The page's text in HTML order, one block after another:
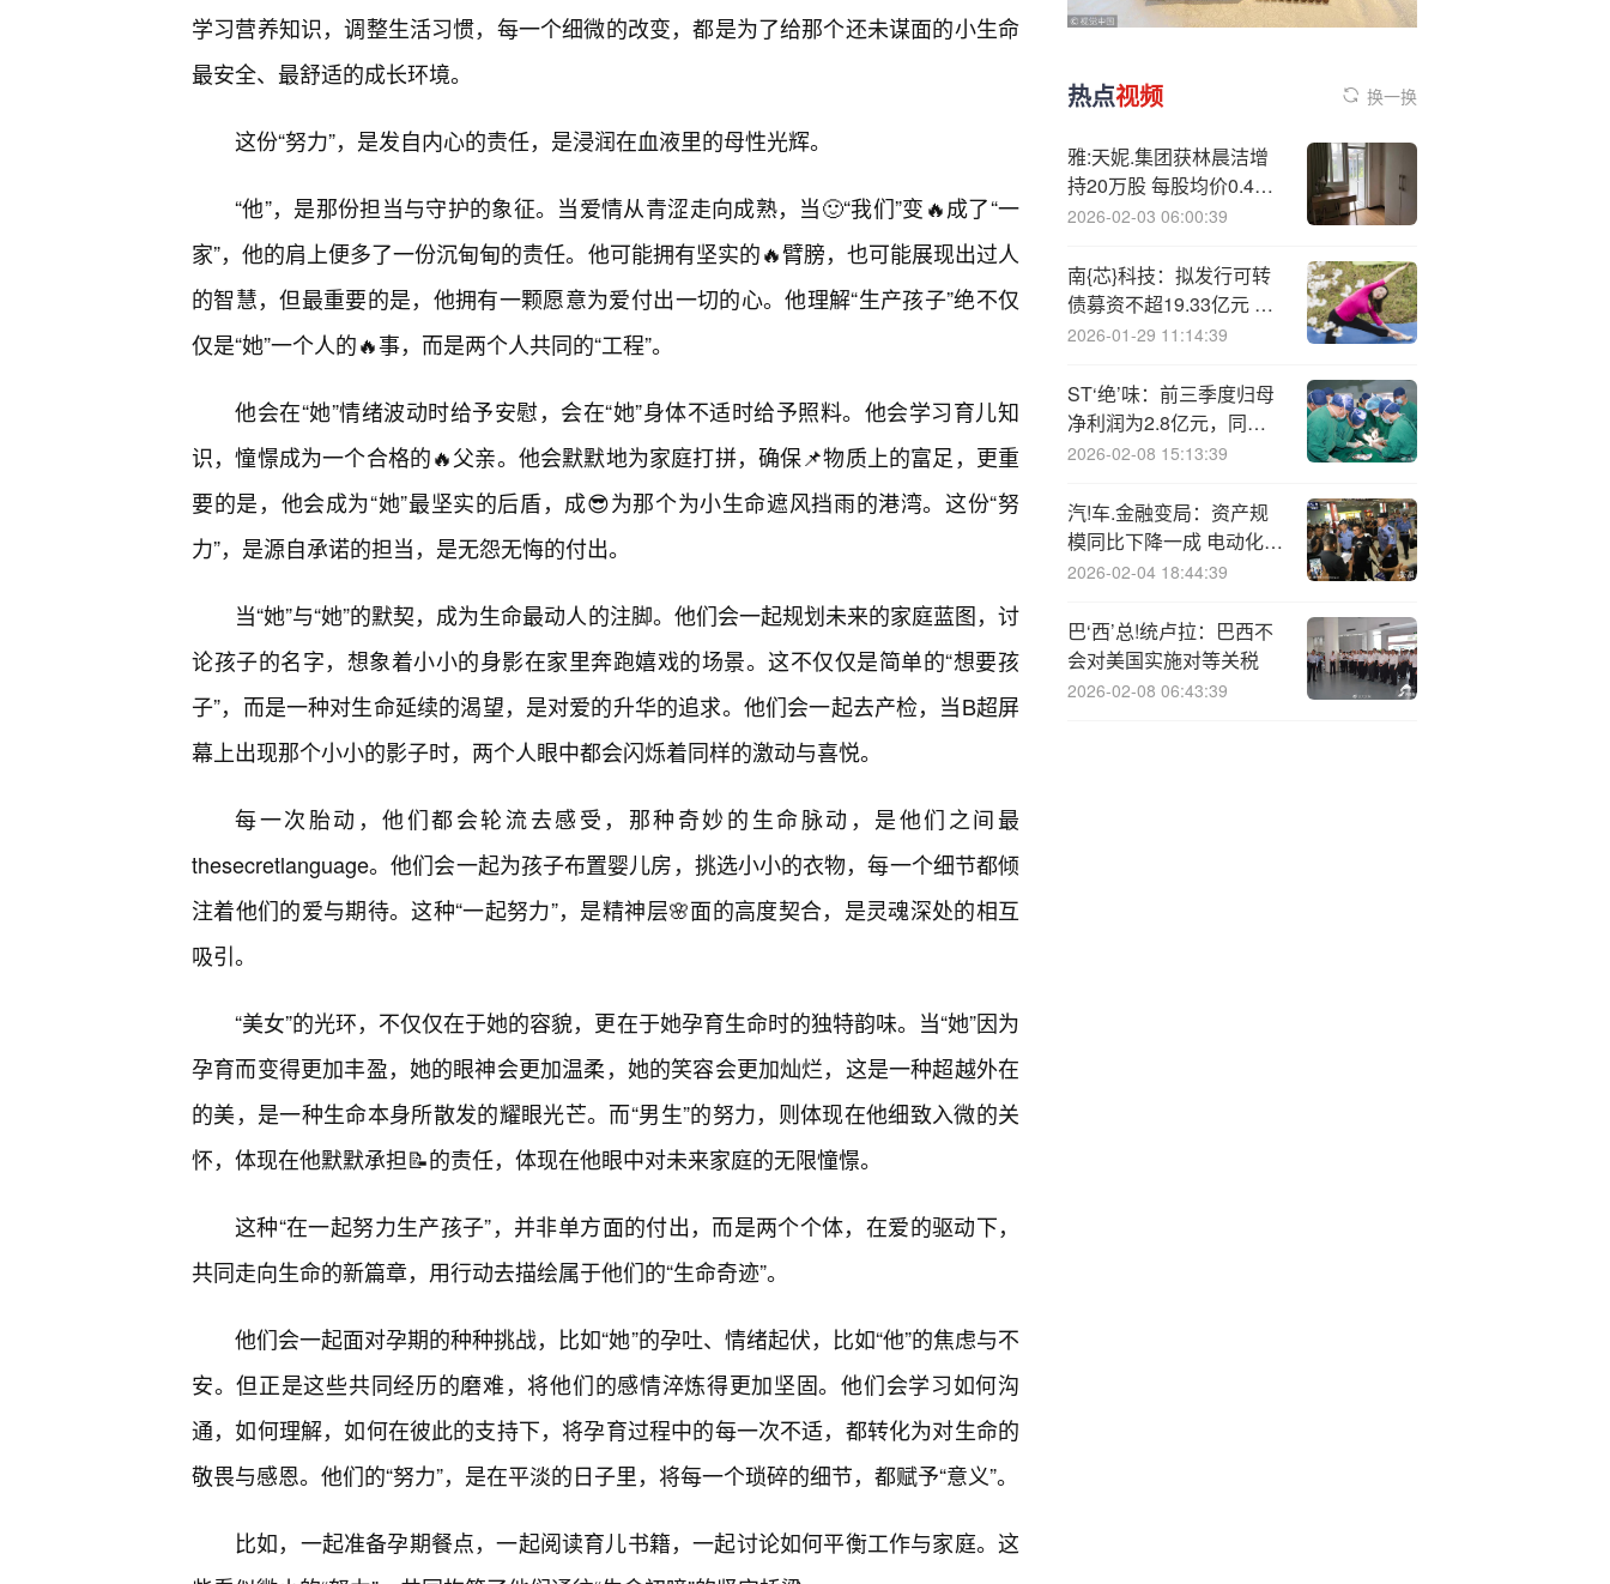
学习营养知识，调整生活习惯，每一个细微的改变，都是为了给那个还未谋面的小生命
最安全、最舒适的成长环境。
这份“努力”，是发自内心的责任，是浸润在血液里的母性光辉。
“他”，是那份担当与守护的象征。当爱情从青涩走向成熟，当🙂“我们”变🔥成了“一
家”，他的肩上便多了一份沉甸甸的责任。他可能拥有坚实的🔥臂膀，也可能展现出过人
的智慧，但最重要的是，他拥有一颗愿意为爱付出一切的心。他理解“生产孩子”绝不仅
仅是“她”一个人的🔥事，而是两个人共同的“工程”。
他会在“她”情绪波动时给予安慰，会在“她”身体不适时给予照料。他会学习育儿知
识，憧憬成为一个合格的🔥父亲。他会默默地为家庭打拼，确保📌物质上的富足，更重
要的是，他会成为“她”最坚实的后盾，成😎为那个为小生命遮风挡雨的港湾。这份“努
力”，是源自承诺的担当，是无怨无悔的付出。
当“她”与“她”的默契，成为生命最动人的注脚。他们会一起规划未来的家庭蓝图，讨
论孩子的名字，想象着小小的身影在家里奔跑嬉戏的场景。这不仅仅是简单的“想要孩
子”，而是一种对生命延续的渴望，是对爱的升华的追求。他们会一起去产检，当B超屏
幕上出现那个小小的影子时，两个人眼中都会闪烁着同样的激动与喜悦。
每一次胎动，他们都会轮流去感受，那种奇妙的生命脉动，是他们之间最
thesecretlanguage。他们会一起为孩子布置婴儿房，挑选小小的衣物，每一个细节都倾
注着他们的爱与期待。这种“一起努力”，是精神层🌸面的高度契合，是灵魂深处的相互
吸引。
“美女”的光环，不仅仅在于她的容貌，更在于她孕育生命时的独特韵味。当“她”因为
孕育而变得更加丰盈，她的眼神会更加温柔，她的笑容会更加灿烂，这是一种超越外在
的美，是一种生命本身所散发的耀眼光芒。而“男生”的努力，则体现在他细致入微的关
怀，体现在他默默承担📝的责任，体现在他眼中对未来家庭的无限憧憬。
这种“在一起努力生产孩子”，并非单方面的付出，而是两个个体，在爱的驱动下，
共同走向生命的新篇章，用行动去描绘属于他们的“生命奇迹”。
他们会一起面对孕期的种种挑战，比如“她”的孕吐、情绪起伏，比如“他”的焦虑与不
安。但正是这些共同经历的磨难，将他们的感情淬炼得更加坚固。他们会学习如何沟
通，如何理解，如何在彼此的支持下，将孕育过程中的每一次不适，都转化为对生命的
敬畏与感恩。他们的“努力”，是在平淡的日子里，将每一个琐碎的细节，都赋予“意义”。
比如，一起准备孕期餐点，一起阅读育儿书籍，一起讨论如何平衡工作与家庭。这
热点视频 换一换
雅:天妮.集团获林晨洁增
持20万股 每股均价0.415
港元
2026-02-03 06:00:39
南{芯}科技：拟发行可转
债募资不超19.33亿元 用
于智能算力等领域项目
2026-01-29 11:14:39
ST‘绝’味：前三季度归母
净利润为2.8亿元，同比
下降36.07%
2026-02-08 15:13:39
汽!车.金融变局：资产规
模同比下降一成 电动化转
型滞后
2026-02-04 18:44:39
巴‘西’总!统卢拉：巴西不
会对美国实施对等关税
2026-02-08 06:43:39